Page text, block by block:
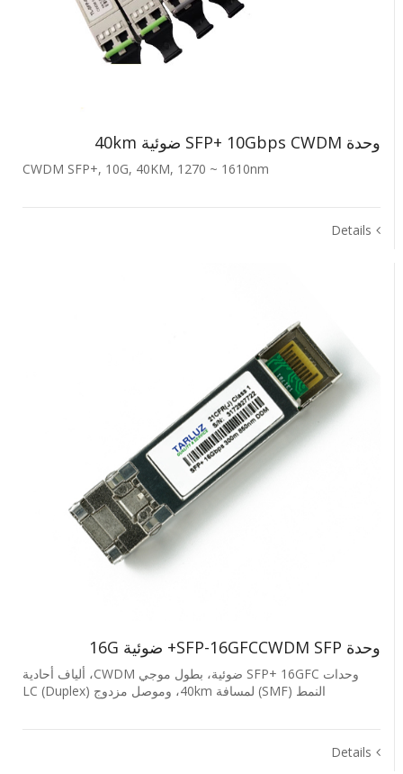
وحدة SFP+ ‎10Gbps‎ ‎CWDM‎ ضوئية ‎40km‎
CWDM SFP+, 10G, 40KM, 1270 ~ 1610nm
Details
وحدة SFP-16GFCCWDM SFP+ ضوئية ‎16G‎
وحدات SFP+ ‎16GFC‎ ضوئية، بطول موجي CWDM، ألياف أحادية
النمط (SMF) لمسافة ‎40km‎، وموصل مزدوج LC (Duplex)
Details